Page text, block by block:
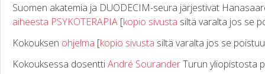
Suomen akatemia ja DUODECIM-seura järjestivät
aiheesta PSYKOTERAPIA [kopio sivusta siltä varalta jos se
Kokouksen ohjelma [kopio sivusta siltä varalta jos se
Kokouksessa dosenttiAndré SouranderTurun yliopistosta